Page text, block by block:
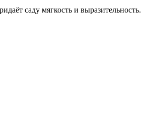
саду мягкость и